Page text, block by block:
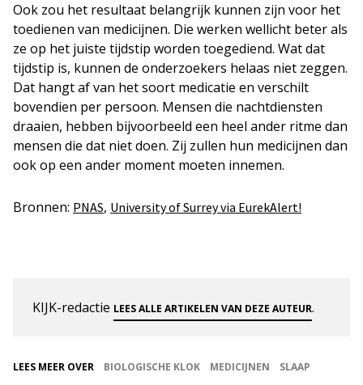
Ook zou het resultaat belangrijk kunnen zijn voor het
toedienen van medicijnen. Die werken wellicht beter als
ze op het juiste tijdstip worden toegediend. Wat dat
tijdstip is, kunnen de onderzoekers helaas niet zeggen.
Dat hangt af van het soort medicatie en verschilt
bovendien per persoon. Mensen die nachtdiensten
draaien, hebben bijvoorbeeld een heel ander ritme dan
mensen die dat niet doen. Zij zullen hun medicijnen dan
ook op een ander moment moeten innemen.
Bronnen: PNAS, University of Surrey via EurekAlert!
KIJK-redactie LEES ALLE ARTIKELEN VAN DEZE AUTEUR.
LEES MEER OVER BIOLOGISCHE KLOK MEDICIJNEN
SLAAP